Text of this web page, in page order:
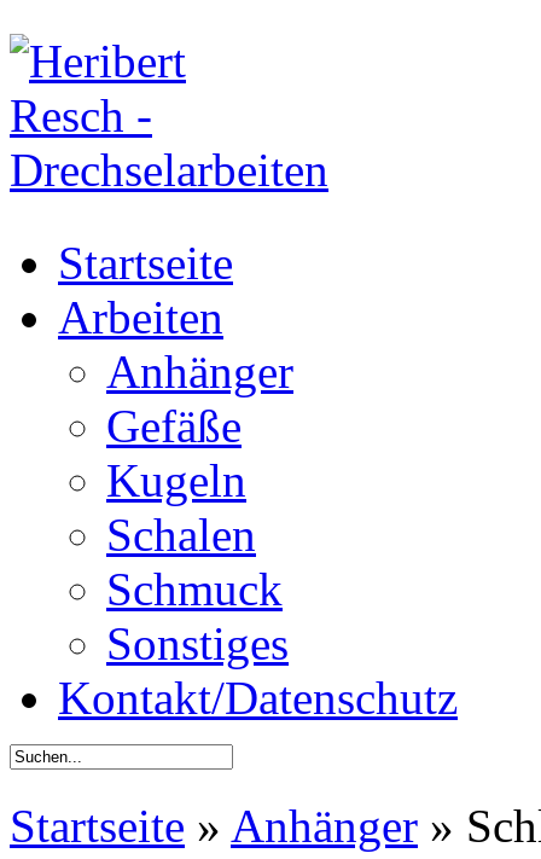
Startseite
Arbeiten
Anhänger
Gefäße
Kugeln
Schalen
Schmuck
Sonstiges
Kontakt/Datenschutz
Startseite » Anhänger »